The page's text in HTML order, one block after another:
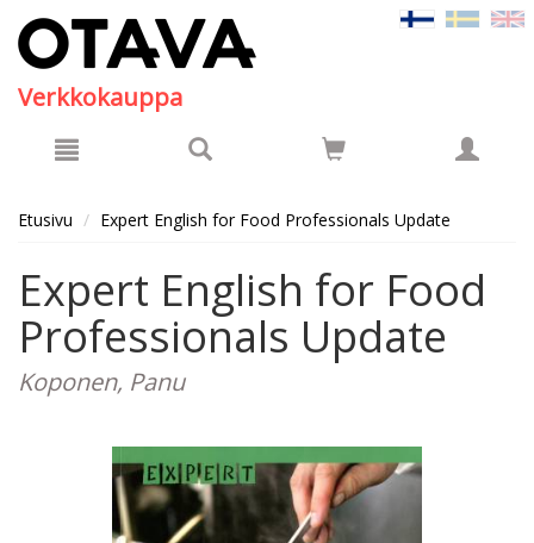
Verkkokauppa
Etusivu Expert English for Food Professionals Update
Expert English for Food
Professionals Update
Koponen, Panu